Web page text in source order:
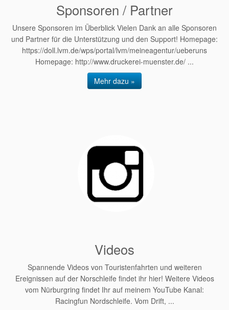
Sponsoren / Partner
Unsere Sponsoren im Überblick Vielen Dank an alle Sponsoren
und Partner für die Unterstützung und den Support! Homepage:
https://doll.lvm.de/wps/portal/lvm/meineagentur/ueberuns
Homepage: http://www.druckerei-muenster.de/ ...
Mehr dazu »
Videos
Spannende Videos von Touristenfahrten und weiteren
Ereignissen auf der Norschleife findet ihr hier! Weitere Videos
vom Nürburgring findet Ihr auf meinem YouTube Kanal:
Racingfun Nordschleife. Vom Drift, ...